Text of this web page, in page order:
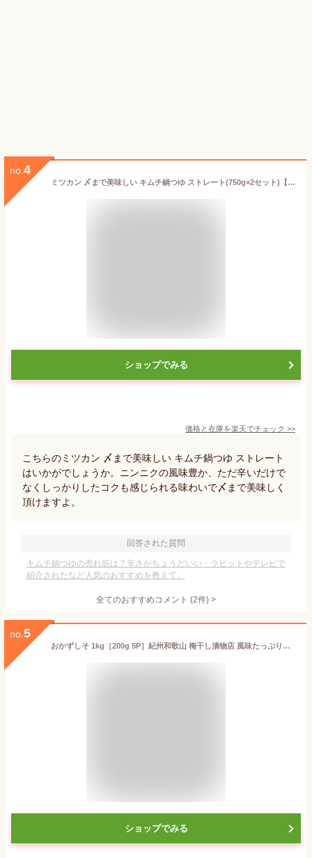
no. 4
ミツカン 〆まで美味しい キムチ鍋つゆ ストレート(750g×2セット)【〆鍋(鍋の素)】
ショップでみる
価格と在庫を楽天でチェック >>
こちらのミツカン 〆まで美味しい キムチ鍋つゆ ストレート
はいかがでしょうか。ニンニクの風味豊か、ただ辛いだけで
なくしっかりしたコクも感じられる味わいで〆まで美味しく
頂けますよ。
回答された質問
キムチ鍋つゆの売れ筋は？辛さがちょうどいい・ラビットやテレビで
紹介されたなど人気のおすすめを教えて。
全てのおすすめコメント (2件) >
no. 5
おかずしそ 1kg［200g 5P］紀州和歌山 梅干し漬物店 風味たっぷり手作りの味わい 紀州虎屋漬物 グルメ 国産 お土産 産地直送［敬老の日ギフト プレゼント］
ショップでみる